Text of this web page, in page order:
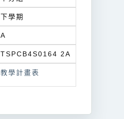
下學期
A
TSPCB4S0164 2A
教學計畫表